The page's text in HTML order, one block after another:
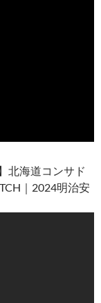
北海道コンサド
｜2024明治安